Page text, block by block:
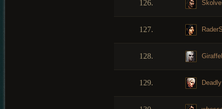
126.
127.
128.
129.